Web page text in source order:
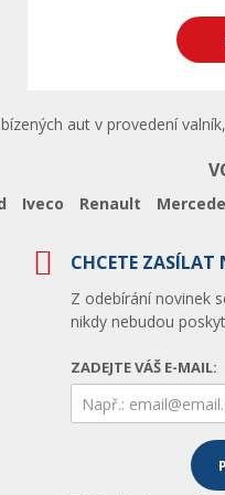
aut v provedení
Iveco Renault
CHCETE
Z odebírání novinek
nikdy nebudou
ZADEJTE VÁŠ E-MAIL: